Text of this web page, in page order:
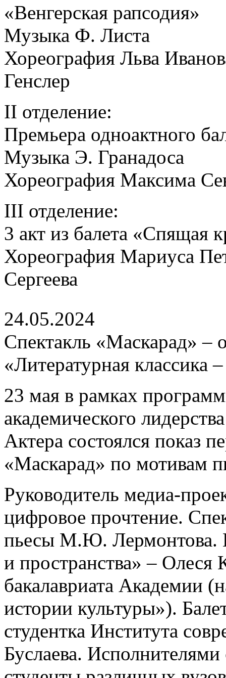
«Венгерская рапсодия»
Музыка Ф. Листа
Хореография Льва
Генслер
II отделение:
Премьера одноактного
Музыка Э. Гранадоса
Хореография Максима
III отделение:
3 акт из балета «Спящая
Хореография Мариуса
Сергеева
24.05.2024
Спектакль «Маскарад» –
«Литературная классика
23 мая в рамках
академического
Актера состоялся показ
«Маскарад» по мотивам
Руководитель медиа-
цифровое прочтение.
пьесы М.Ю. Лермонтова.
и пространства» – Олеся
бакалавриата Академии
истории культуры»).
студентка Института
Буслаева.